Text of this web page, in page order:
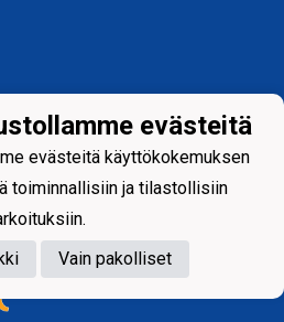
evästeitä
evästeitä käyttökokemuksen
toiminnallisiin ja tilastollisiin
Vain pakolliset